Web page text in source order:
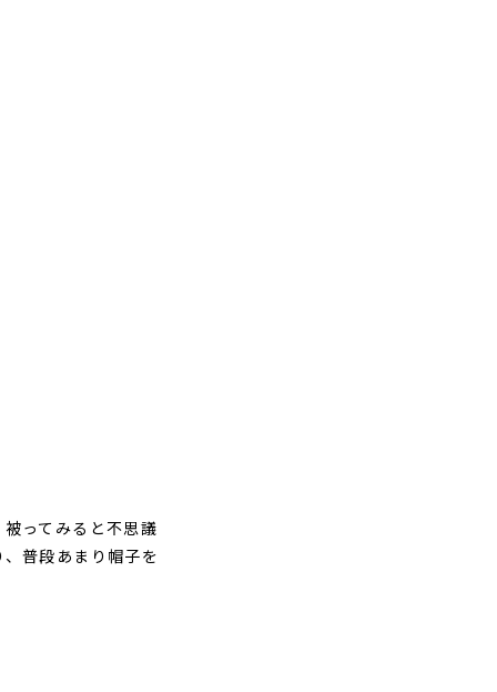
ってみると不思議
普段あまり帽子を